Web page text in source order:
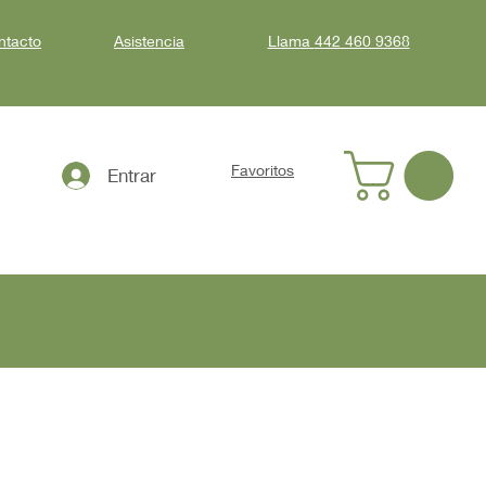
Asistencia Llama 442 460 9368
Entrar Favoritos